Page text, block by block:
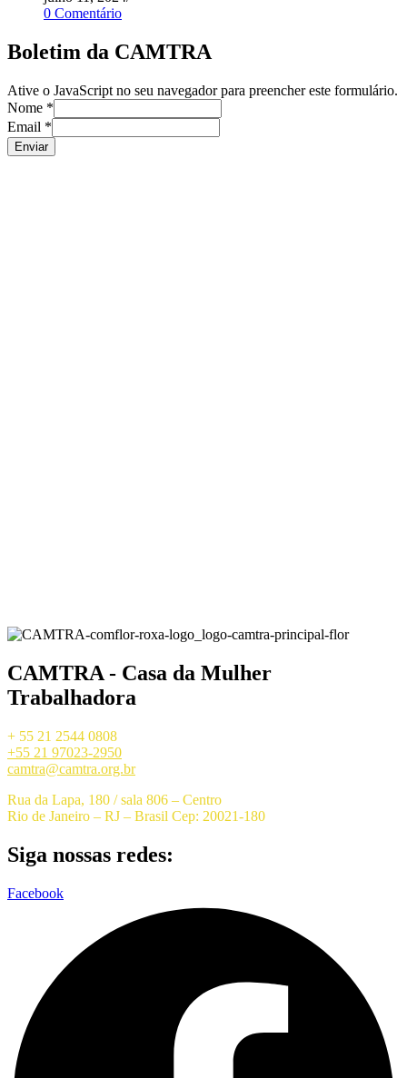
0 Comentário
Boletim da CAMTRA
Ative o JavaScript no seu navegador para preencher este formulário.
Nome *
Email *
Enviar
CAMTRA - Casa da Mulher
Trabalhadora
+ 55 21 2544 0808
+55 21 97023-2950
camtra@camtra.org.br
Rua da Lapa, 180 / sala 806 – Centro
Rio de Janeiro – RJ – Brasil Cep: 20021-180
Siga nossas redes:
Facebook